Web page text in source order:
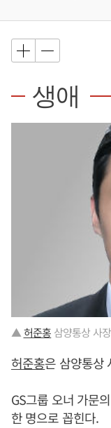
생애
▲허준홍 삼양통상 사
허준홍은 삼양통상
GS그룹 오너 가문
한 명으로 꼽힌다.